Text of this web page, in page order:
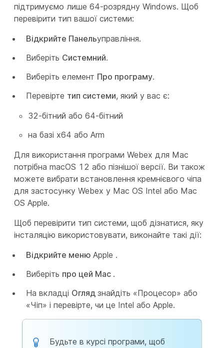
підтримуємо лише 64-розрядну Windows. Щоб
перевірити тип вашої системи:
Відкрийте Панельуправління.
Виберіть Системний.
Виберіть елемент Про програму.
Перевірте тип системи, який у вас є:
32-бітний або 64-бітний
на базі x64 або Arm
Для використання програми Webex для Mac
потрібна macOS 12 або пізнішої версії. Ви також
можете вибрати встановлення кремнієвого чіпа
для застосунку Webex у Mac OS Intel або Mac
OS Apple.
Щоб перевірити тип системи, щоб дізнатися, яку
інсталяцію використовувати, виконайте такі дії:
Відкрийте меню Apple .
Виберіть про цей Mac .
На вкладці Огляд знайдіть «Процесор» або
«Чіп» і перевірте, чи це Intel або Apple.
Будьте в курсі програми, щоб